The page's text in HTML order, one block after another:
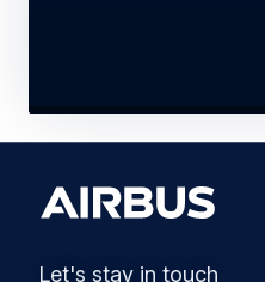
Let's stay in touch